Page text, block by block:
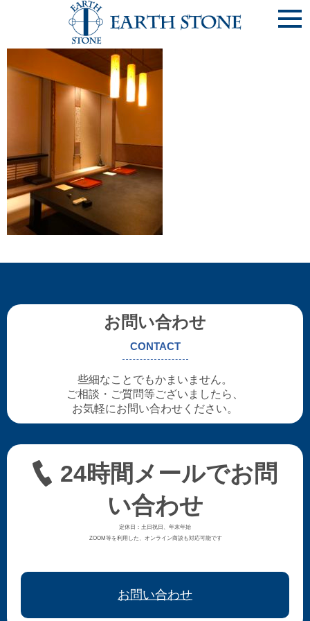
お問い合わせ
CONTACT
些細なことでもかまいません。
ご相談・ご質問等ございましたら、
お気軽にお問い合わせください。
24時間メールでお問
い合わせ
定休日：土日祝日、年末年始
ZOOM等を利用した、オンライン商談も対応可能です
お問い合わせ